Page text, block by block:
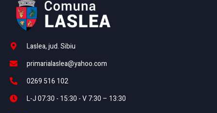
Laslea, jud. Sibiu
primarialaslea@yahoo.com
0269 516 102
L-J 07:30 - 15:30 - V 7:30 – 13:30